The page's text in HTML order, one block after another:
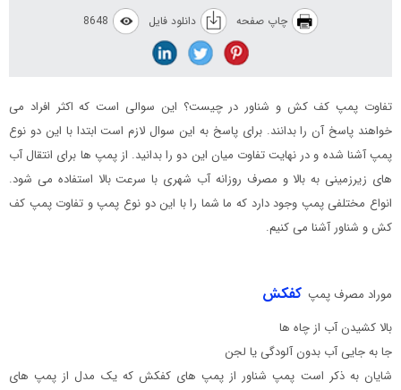
چاپ صفحه دانلود فایل 8648
تفاوت پمپ کف کش و شناور در چیست؟ این سوالی است که اکثر افراد می
خواهند پاسخ آن را بدانند. برای پاسخ به این سوال لازم است ابتدا با این دو نوع
پمپ آشنا شده و در نهایت تفاوت میان این دو را بدانید. از پمپ ها برای انتقال آب
های زیرزمینی به بالا و مصرف روزانه آب شهری با سرعت بالا استفاده می شود.
انواع مختلفی پمپ وجود دارد که ما شما را با این دو نوع پمپ و تفاوت پمپ کف
کش و شناور آشنا می کنیم.
موراد مصرف پمپ کفکش
بالا کشیدن آب از چاه ها
جا به جایی آب بدون آلودگی یا لجن
شایان به ذکر است پمپ شناور از پمپ های کفکش که یک مدل از پمپ های